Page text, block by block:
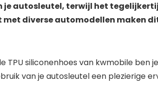
autosleutel, terwijl het
diverse automodellen maken
siliconenhoes van kwmobile
van je autosleutel een plezierige